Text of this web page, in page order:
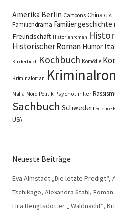
Amerika Berlin Cartoons China CIA
Familiendrama Familiengeschichte
Freundschaft Historienroman
Historischer Roman Humor
Kinderbuch Kochbuch Komödie
Kriminaloman
Mafia Mord Politik Psychothriller
Sachbuch Schweden Science
USA
Neueste Beiträge
Eva Almstädt „Die letzte Predigt“,
Tschikago, Alexandra Stahl, Roman
Lina Bengtsdotter „ Waldnacht“,